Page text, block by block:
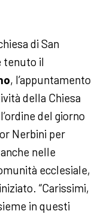
di San
tenuto il
, l’appuntamento
della Chiesa
del giorno
Nerbini per
nelle
ecclesiale,
“Carissimi,
in questi